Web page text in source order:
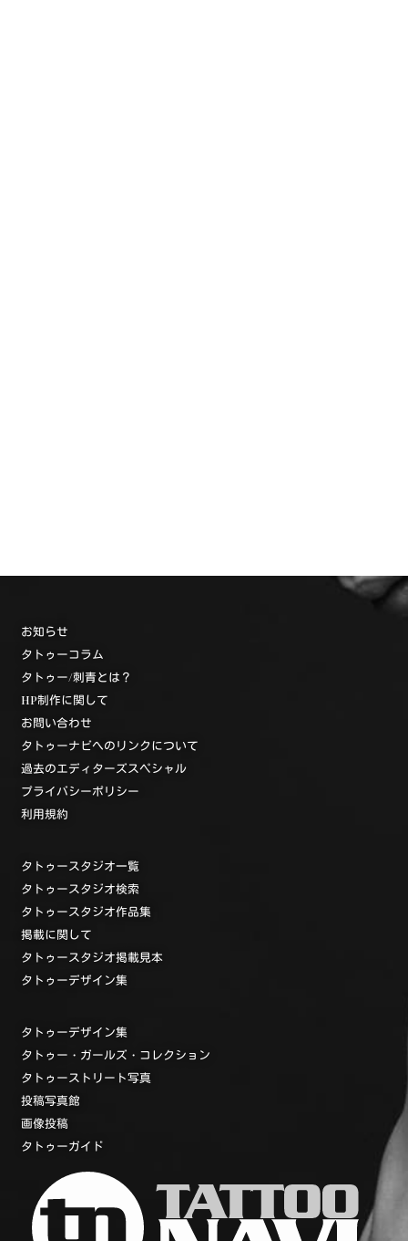
お知らせ
タトゥーコラム
タトゥー/刺青とは？
HP制作に関して
お問い合わせ
タトゥーナビへのリンクについて
過去のエディターズスペシャル
プライバシーポリシー
利用規約
タトゥースタジオ一覧
タトゥースタジオ検索
タトゥースタジオ作品集
掲載に関して
タトゥースタジオ掲載見本
タトゥーデザイン集
タトゥーデザイン集
タトゥー・ガールズ・コレクション
タトゥーストリート写真
投稿写真館
画像投稿
タトゥーガイド